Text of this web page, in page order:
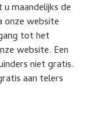
maandelijks de
onze website
tot het
website. Een
niet gratis.
aan telers